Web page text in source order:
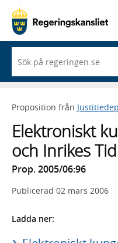
du
börjar
skriva
framträder
lista
med
sökförslag
Proposition från
Elektroniskt
och Inrikes
Prop. 2005/06:96
Publicerad 02 mars 2006
Ladda ner: